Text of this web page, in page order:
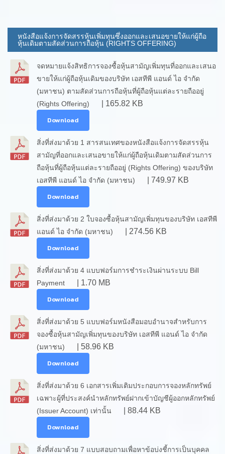
หนังสือแจ้งการจัดสรรหุ้นเพิ่มทุนซึ่งออกและเสนอขายให้แก่ผู้ถือ
หุ้นเดิมตามสัดส่วนการถือหุ้น (RIGHTS OFFERING)
จดหมายแจ้งสิทธิการจองซื้อหุ้นสามัญเพิ่มทุนที่ออกและเสนอ
ขายให้แก่ผู้ถือหุ้นเดิมของบริษัท เอสทีพี แอนด์ ไอ จำกัด
(มหาชน) ตามสัดส่วนการถือหุ้นที่ผู้ถือหุ้นแต่ละรายถืออยู่
(Rights Offering)
| 165.82 KB
Download
สิ่งที่ส่งมาด้วย 1 สารสนเทศของหนังสือแจ้งการจัดสรรหุ้น
สามัญที่ออกและเสนอขายให้แก่ผู้ถือหุ้นเดิมตามสัดส่วนการ
ถือหุ้นที่ผู้ถือหุ้นแต่ละรายถืออยู่ (Rights Offering) ของบริษัท
เอสทีพี แอนด์ ไอ จำกัด (มหาชน)
| 749.97 KB
Download
สิ่งที่ส่งมาด้วย 2 ใบจองซื้อหุ้นสามัญเพิ่มทุนของบริษัท เอสทีพี
แอนด์ ไอ จำกัด (มหาชน)
| 274.56 KB
Download
สิ่งที่ส่งมาด้วย 4 แบบฟอร์มการชำระเงินผ่านระบบ Bill
Payment
| 1.70 MB
Download
สิ่งที่ส่งมาด้วย 5 แบบฟอร์มหนังสือมอบอำนาจสำหรับการ
จองซื้อหุ้นสามัญเพิ่มทุนของบริษัท เอสทีพี แอนด์ ไอ จำกัด
(มหาชน)
| 58.96 KB
Download
สิ่งที่ส่งมาด้วย 6 เอกสารเพิ่มเติมประกอบการจองหลักทรัพย์
เฉพาะผู้ที่ประสงค์นำหลักทรัพย์ฝากเข้าบัญชีผู้ออกหลักทรัพย์
(Issuer Account) เท่านั้น
| 88.44 KB
Download
สิ่งที่ส่งมาด้วย 7 แบบสอบถามเพื่อหาข้อบ่งชี้การเป็นบุคคล